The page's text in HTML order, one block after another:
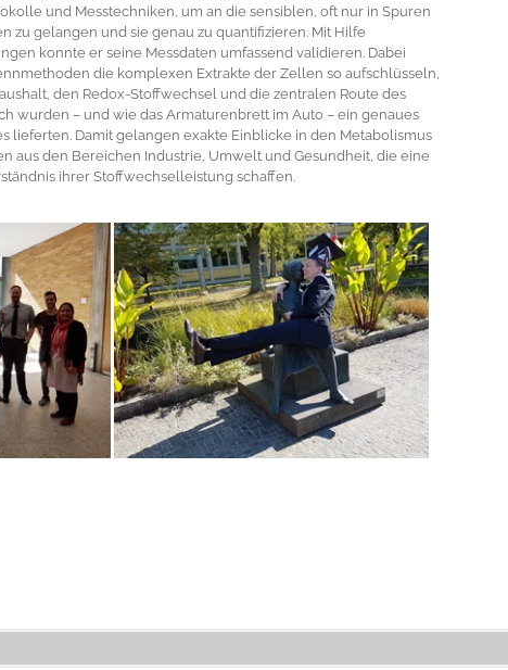
und Messtechniken, um an die sensiblen, oft nur in Spuren
zu gelangen und sie genau zu quantifizieren. Mit Hilfe
konnte er seine Messdaten umfassend validieren. Dabei
die komplexen Extrakte der Zellen so aufschlüsseln,
den Redox-Stoffwechsel und die zentralen Route des
wurden – und wie das Armaturenbrett im Auto – ein genaues
lieferten. Damit gelangen exakte Einblicke in den Metabolismus
aus den Bereichen Industrie, Umwelt und Gesundheit, die eine
ihrer Stoffwechselleistung schaffen.